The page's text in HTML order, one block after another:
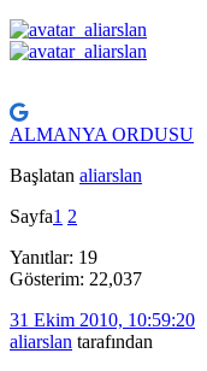
ALMANYA ORDUSU
Başlatan aliarslan
Sayfa1 2
Yanıtlar: 19
Gösterim: 22,037
31 Ekim 2010, 10:59:20
aliarslan tarafından